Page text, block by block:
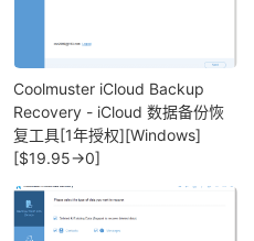
Coolmuster iCloud Backup
Recovery - iCloud 数据备份恢
复工具[1年授权][Windows]
[$19.95→0]